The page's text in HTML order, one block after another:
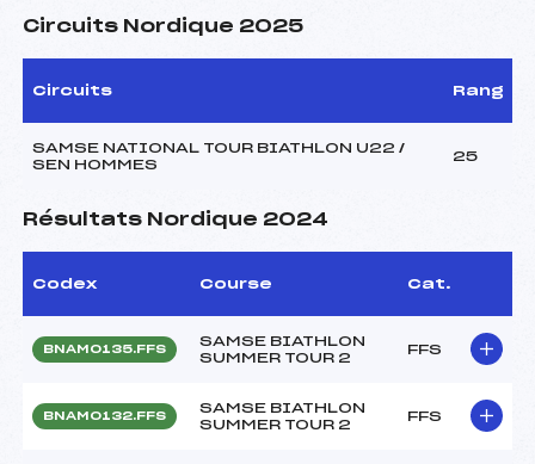
Circuits Nordique 2025
Circuits Rang
SAMSE NATIONAL TOUR BIATHLON U22 /
SEN HOMMES
25
Résultats Nordique 2024
Codex Course Cat.
BNAM0135.FFS
SAMSE BIATHLON
SUMMER TOUR 2
FFS
BNAM0132.FFS
SAMSE BIATHLON
SUMMER TOUR 2
FFS